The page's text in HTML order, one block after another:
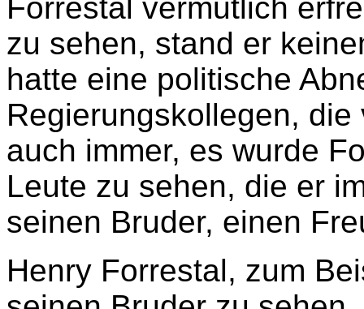
Forrestal vermutlich
zu sehen, stand er
hatte eine politische
Regierungskollegen,
auch immer, es wurde
Leute zu sehen, die er
seinen Bruder, einen
Henry Forrestal, zum